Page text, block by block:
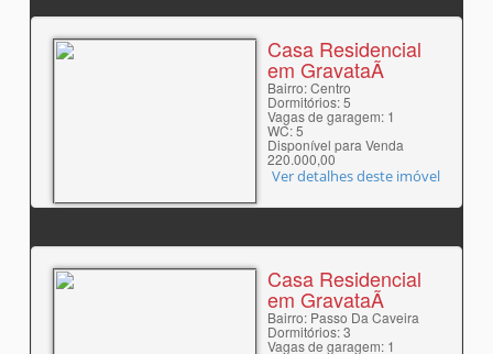
Casa Residencial
em GravataÃ­
Bairro: Centro
Dormitórios: 5
Vagas de garagem: 1
WC: 5
Disponível para Venda
220.000,00
Ver detalhes deste imóvel
Casa Residencial
em GravataÃ­
Bairro: Passo Da Caveira
Dormitórios: 3
Vagas de garagem: 1